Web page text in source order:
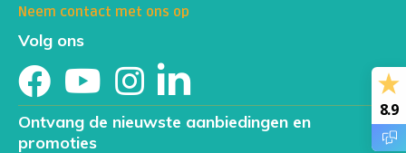
Neem contact met ons op
Volg ons
Ontvang de nieuwste aanbiedingen en
promoties
8.9